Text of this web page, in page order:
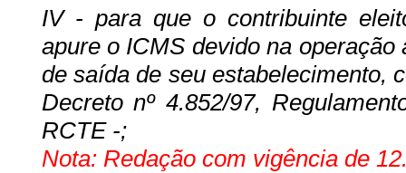
IV - para que o contribuinte
apure o ICMS devido na
de saída de seu estabelecimento,
Decreto nº 4.852/97,
RCTE -;
Nota: Redação com vigência de